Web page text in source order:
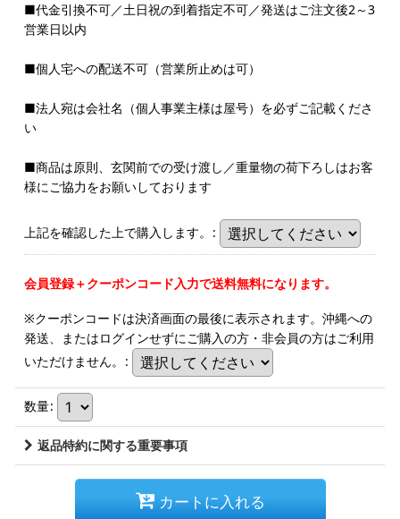
■代金引換不可／土日祝の到着指定不可／発送はご注文後2～3
営業日以内
■個人宅への配送不可（営業所止めは可）
■法人宛は会社名（個人事業主様は屋号）を必ずご記載くださ
い
■商品は原則、玄関前での受け渡し／重量物の荷下ろしはお客
様にご協力をお願いしております
上記を確認した上で購入します。 :
会員登録＋クーポンコード入力で送料無料になります。
※クーポンコードは決済画面の最後に表示されます。沖縄への
発送、またはログインせずにご購入の方・非会員の方はご利用
いただけません。 :
数量:
返品特約に関する重要事項
カートに入れる